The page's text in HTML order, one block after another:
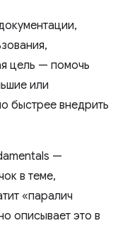
цель — помочь
или
быстрее внедрить
—
в теме,
«паралич
описывает это в